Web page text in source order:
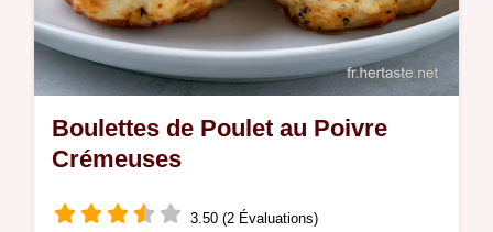
Boulettes de Poulet au Poivre
Crémeuses
3.50 (2 Évaluations)